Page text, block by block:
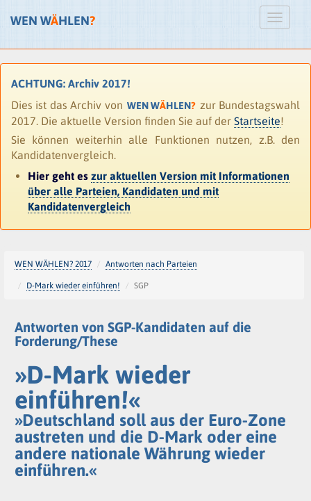
WEN WÄHLEN?
ACHTUNG: Archiv 2017!
Dies ist das Archiv von WEN WÄHLEN? zur Bundestagswahl
2017. Die aktuelle Version finden Sie auf der Startseite!
Sie können weiterhin alle Funktionen nutzen, z.B. den
Kandidatenvergleich.
Hier geht es zur aktuellen Version mit Informationen
über alle Parteien, Kandidaten und mit
Kandidatenvergleich
WEN WÄHLEN? 2017 Antworten nach Parteien
D-Mark wieder einführen! SGP
Antworten von SGP-Kandidaten auf die
Forderung/These
»D-Mark wieder
einführen!«
»Deutschland soll aus der Euro-Zone
austreten und die D-Mark oder eine
andere nationale Währung wieder
einführen.«